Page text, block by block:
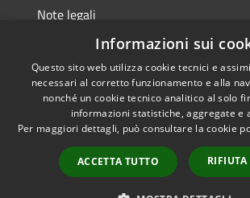
Note legali
Dichiarazione di accessibilità
RSS
Accessibilità
Copyright
Informazioni sui
Questo sito web utilizza cookie tecnici e
necessari al corretto funzionamento e alla
nonché un cookie tecnico analitico al solo
informazioni statistiche, aggregate e
Per maggiori dettagli, può consultare la cookie
ACCETTA TUTTO RIFIUTA